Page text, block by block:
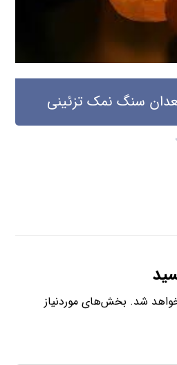
سنگ نمک تزئینی
شد. بخش‌های موردنیاز